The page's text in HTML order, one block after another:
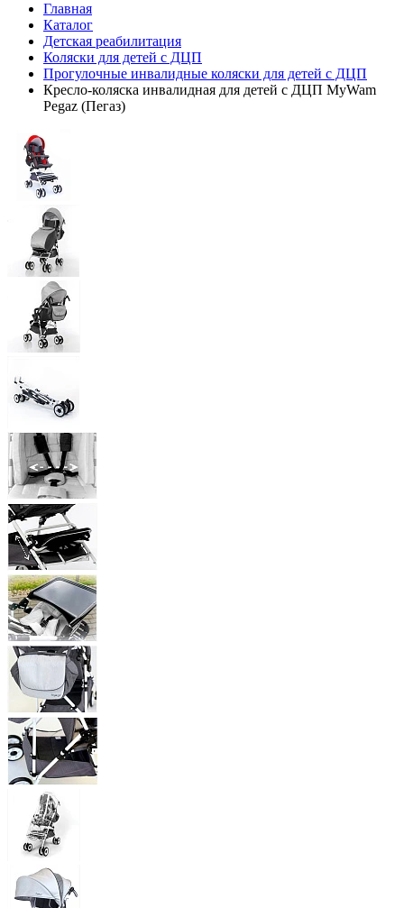
Главная
Каталог
Детская реабилитация
Коляски для детей с ДЦП
Прогулочные инвалидные коляски для детей с ДЦП
Кресло-коляска инвалидная для детей с ДЦП MyWam
Pegaz (Пегаз)